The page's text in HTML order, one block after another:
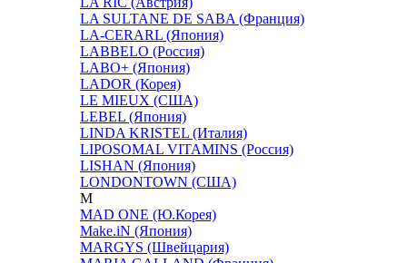
LA SULTANE DE SABA (Франция)
LA-CERARL (Япония)
LABBELO (Россия)
LABO+ (Япония)
LADOR (Корея)
LE MIEUX (США)
LEBEL (Япония)
LINDA KRISTEL (Италия)
LIPOSOMAL VITAMINS (Россия)
LISHAN (Япония)
LONDONTOWN (США)
M
MAD ONE (Ю.Корея)
Make.iN (Япония)
MARGYS (Швейцария)